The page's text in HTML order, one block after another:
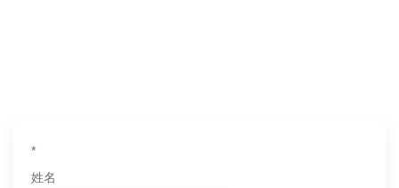
*
姓名